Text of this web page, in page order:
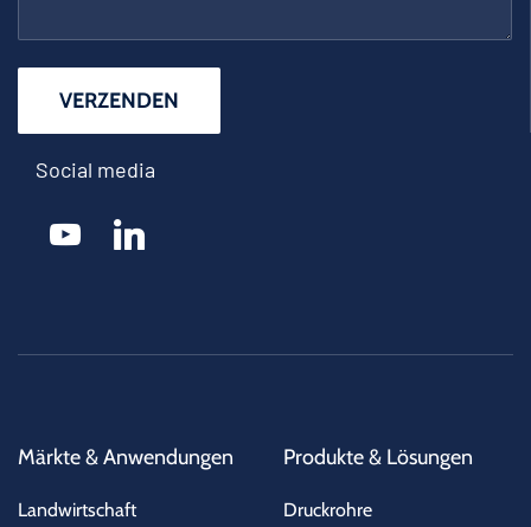
Social media
youtube linkedin
Märkte & Anwendungen
Landwirtschaft
Produkte & Lösungen
Druckrohre